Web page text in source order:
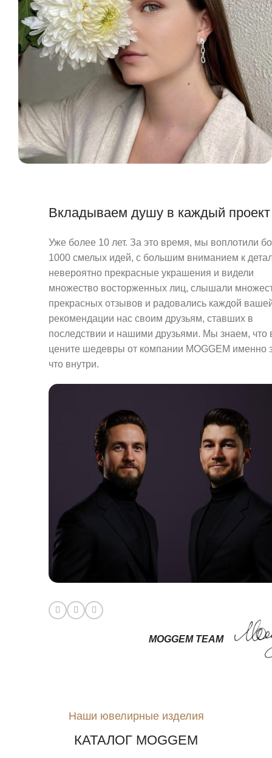
Вкладываем душу в каждый проект
Уже более 10 лет. За это время, мы воплотили
1000 смелых идей, с большим вниманием к
невероятно прекрасные украшения и видели
множество восторженных лиц, слышали
прекрасных отзывов и радовались каждой
рекомендации нас своим друзьям, ставших в
последствии и нашими друзьями. Мы знаем, что
цените шедевры от компании MOGGEM именно
что внутри.
MOGGEM TEAM
Наши ювелирные изделия
КАТАЛОГ MOGGEM